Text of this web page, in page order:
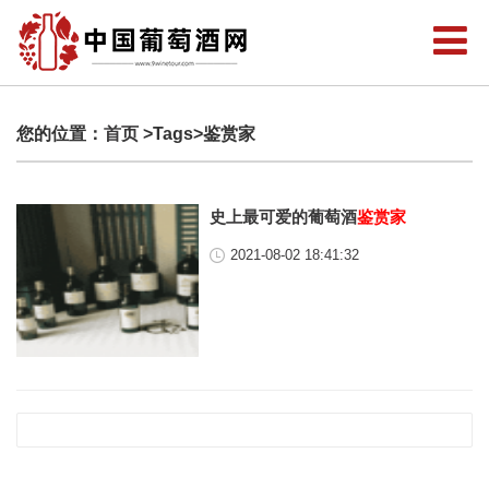
您的位置： 首页 >Tags>鉴赏家
史上最可爱的葡萄酒鉴赏家
2021-08-02 18:41:32